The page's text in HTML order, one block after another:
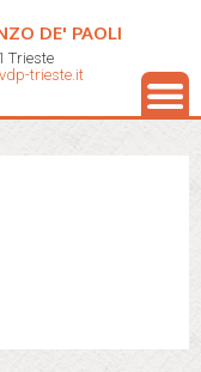
DE' PAOLI
Trieste
trieste.it